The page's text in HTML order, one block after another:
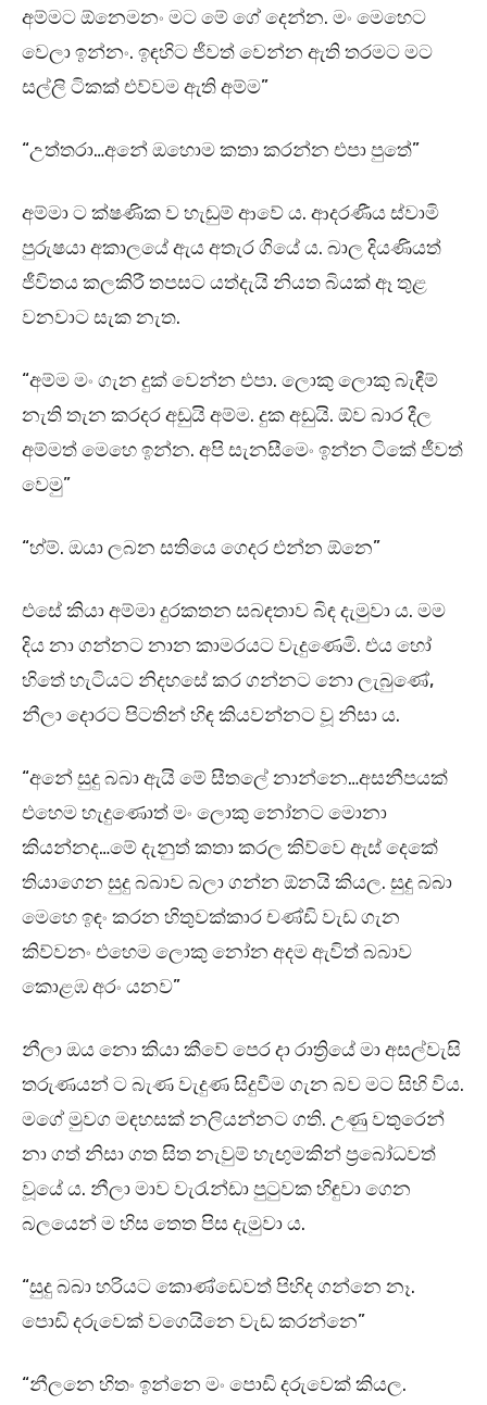
අම්මට ඕනෙමනං මට මේ ගේ දෙන්න. මං මෙහෙට
වෙලා ඉන්නං. ඉඳහිට ජීවත් වෙන්න ඇති තරමට මට
සල්ලි ටිකක් එව්වම ඇති අම්ම”
“උත්තරා…අනේ ඔහොම කතා කරන්න එපා පුතේ”
අම්මා ට ක්ෂණික ව හැඬුම් ආවේ ය. ආදරණීය ස්වාමි
පුරුෂයා අකාලයේ ඇය අතැර ගියේ ය. බාල දියණියත්
ජීවිතය කලකිරී තපසට යත්දැයි නියත බියක් ඈ තුළ
වනවාට සැක නැත.
“අම්ම මං ගැන දුක් වෙන්න එපා. ලොකු ලොකු බැඳීම්
නැති තැන කරදර අඩුයි අම්ම. දුක අඩුයි. ඕව බාර දීල
අම්මත් මෙහෙ ඉන්න. අපි සැනසීමෙං ඉන්න ටිකේ ජීවත්
වෙමු”
“හ්ම්. ඔයා ලබන සතියෙ ගෙදර එන්න ඕනෙ”
එසේ කියා අම්මා දුරකතන සබඳතාව බිඳ දැමුවා ය. මම
දිය නා ගන්නට නාන කාමරයට වැදුණෙමි. එය හෝ
හිතේ හැටියට නිදහසේ කර ගන්නට නො ලැබුණේ,
නීලා දොරට පිටතින් හිඳ කියවන්නට වූ නිසා ය.
“අනේ සුදු බබා ඇයි මේ සීතලේ නාන්නෙ…අසනීපයක්
එහෙම හැදුණොත් මං ලොකු නෝනට මොනා
කියන්නද…මේ දැනුත් කතා කරල කිව්වෙ ඇස් දෙකේ
තියාගෙන සුදු බබාව බලා ගන්න ඕනයි කියල. සුදු බබා
මෙහෙ ඉඳං කරන හිතුවක්කාර චණ්ඩි වැඩ ගැන
කිව්වනං එහෙම ලොකු නෝන අදම ඇවිත් බබාව
කොළඹ අරං යනව”
නීලා ඔය නො කියා කීවේ පෙර දා රාත්‍රියේ මා අසල්වැසි
තරුණයන් ට බැණ වැදුණ සිදුවීම ගැන බව මට සිහි විය.
මගේ මුවග මඳහසක් නලියන්නට ගති. උණු වතුරෙන්
නා ගත් නිසා ගත සිත නැවුම් හැඟුමකින් ප්‍රබෝධවත්
වූයේ ය. නීලා මාව වැරැන්ඩා පුටුවක හිඳුවා ගෙන
බලයෙන් ම හිස තෙත පිස දැමුවා ය.
“සුදු බබා හරියට කොණ්ඩෙවත් පිහිද ගන්නෙ නෑ.
පොඩි දරුවෙක් වගෙයිනෙ වැඩ කරන්නෙ”
“නීලනෙ හිතං ඉන්නෙ මං පොඩි දරුවෙක් කියල.